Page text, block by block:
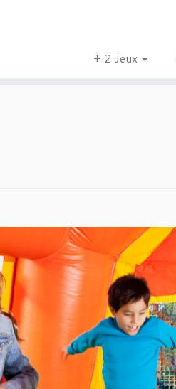
+ 2 Jeux